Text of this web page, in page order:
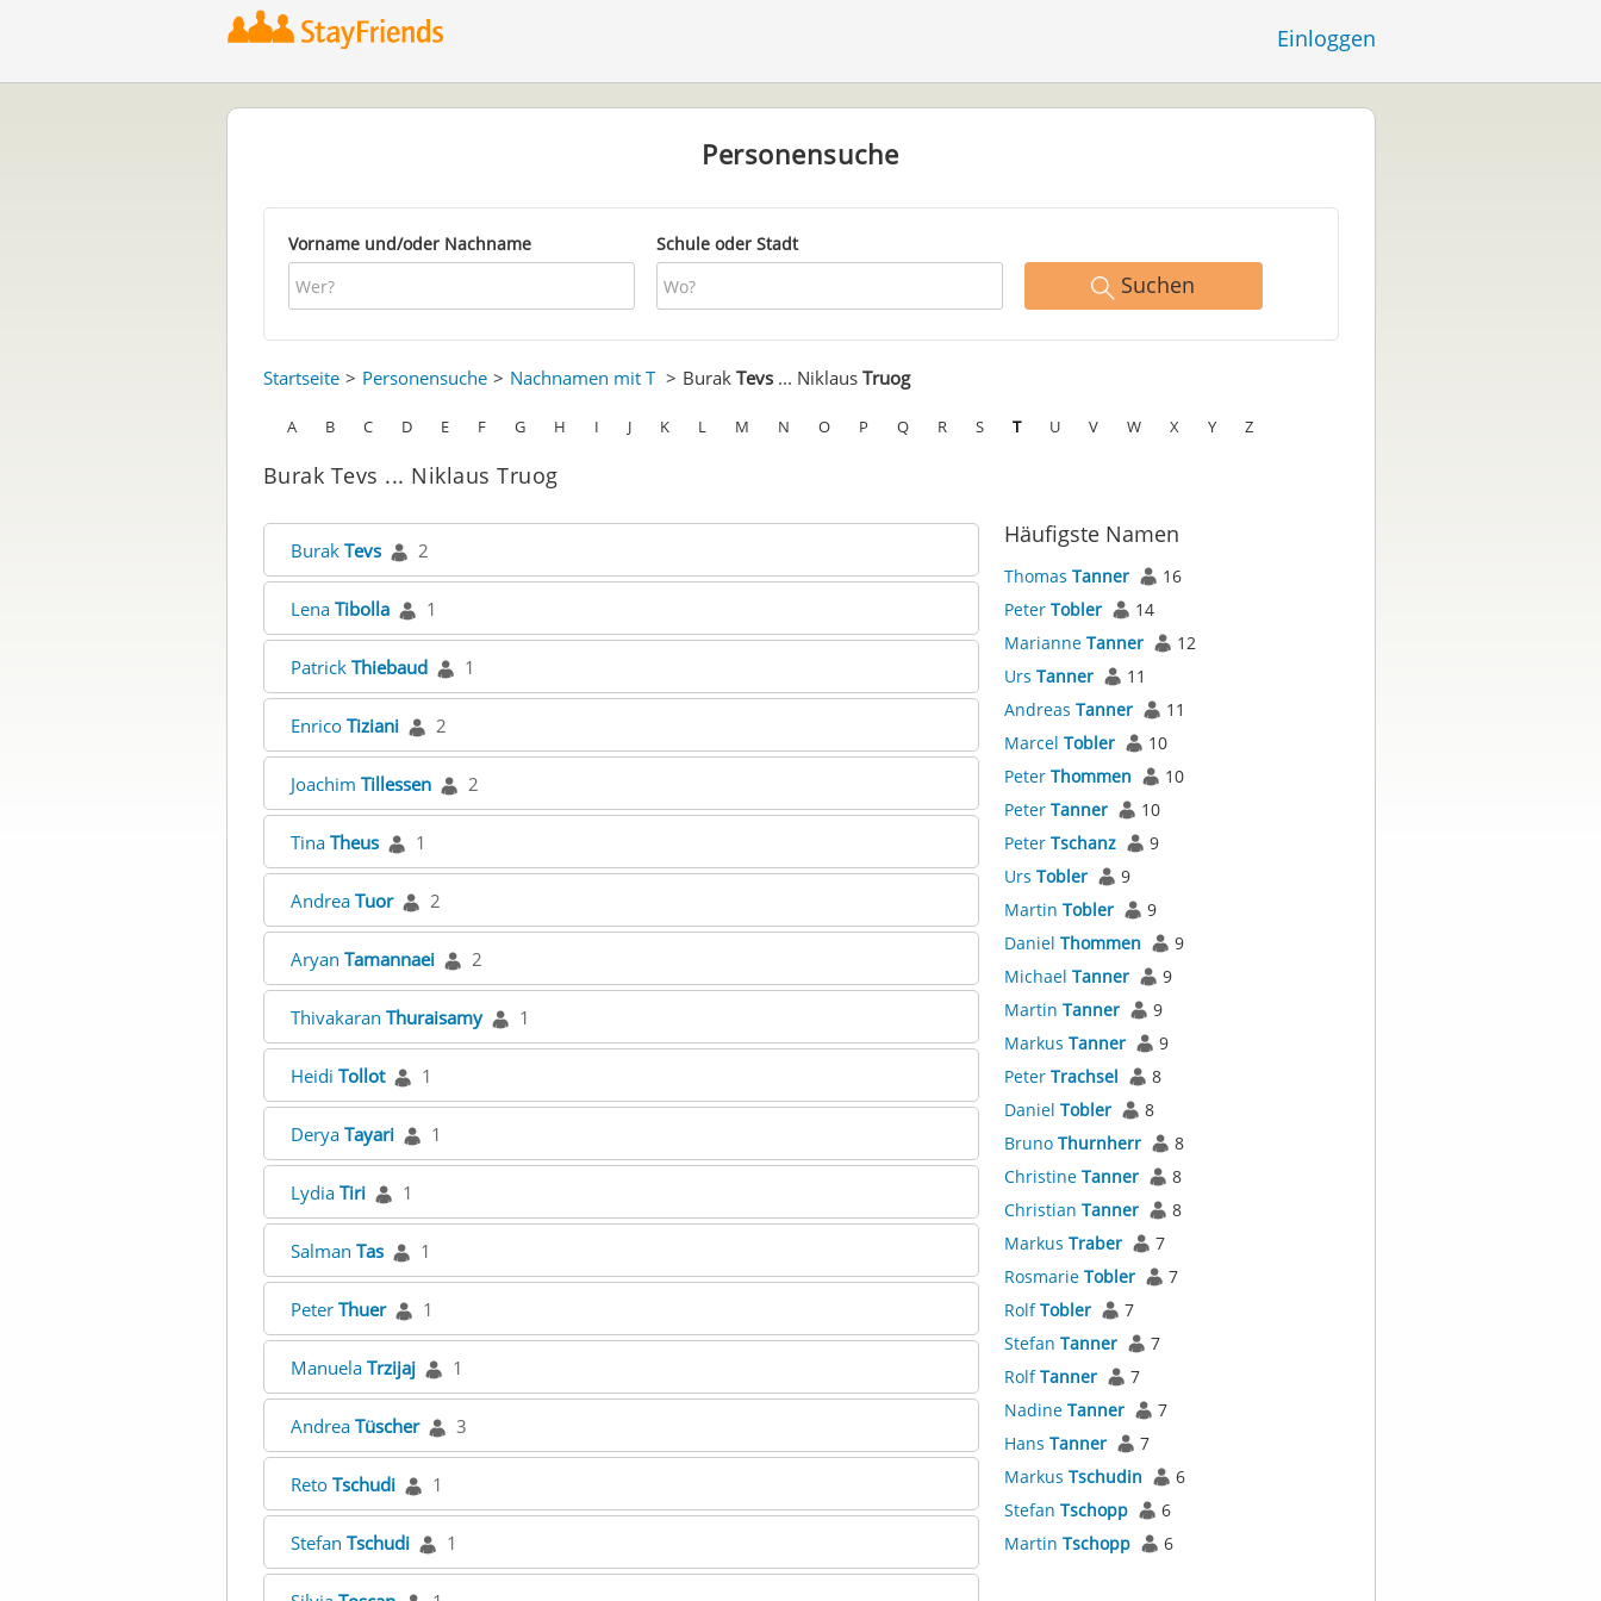
Einloggen
Personensuche
Vorname und/oder Nachname Schule oder Stadt
Suchen
Startseite Personensuche Nachnamen mit T Burak Tevs... Niklaus Truog
A B C D E F G H I J K L M N O P Q R S T U V W X Y Z
Burak Tevs ... Niklaus Truog
Burak Tevs 2
Lena Tibolla 1
Patrick Thiebaud 1
Enrico Tiziani 2
Joachim Tillessen 2
Tina Theus 1
Andrea Tuor 2
Aryan Tamannaei 2
Thivakaran Thuraisamy 1
Heidi Tollot 1
Derya Tayari 1
Lydia Tiri 1
Salman Tas 1
Peter Thuer 1
Manuela Trzijaj 1
Andrea Tüscher 3
Reto Tschudi 1
Stefan Tschudi 1
Häufigste Namen
Thomas Tanner
16
Peter Tobler
14
Marianne Tanner
12
Urs Tanner
11
Andreas Tanner
11
Marcel Tobler
10
Peter Thommen
10
Peter Tanner
10
Peter Tschanz
9
Urs Tobler
9
Martin Tobler
9
Daniel Thommen
9
Michael Tanner
9
Martin Tanner
9
Markus Tanner
9
Peter Trachsel
8
Daniel Tobler
8
Bruno Thurnherr
8
Christine Tanner
8
Christian Tanner
8
Markus Traber
7
Rosmarie Tobler
7
RolfTobler
7
Stefan Tanner
7
RolfTanner
7
Nadine Tanner
7
Hans Tanner
7
Markus Tschudin
6
Stefan Tschopp
6
Martin Tschopp 6